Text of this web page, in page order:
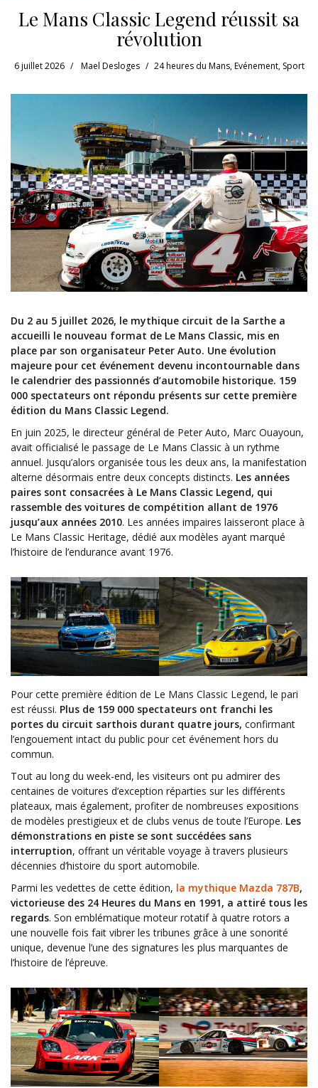
Le Mans Classic Legend réussit sa
révolution
6 juillet 2026 Mael Desloges 24 heures du Mans,Evénement, Sport
Du 2 au 5 juillet 2026, le mythique circuit de la Sarthe a
accueilli le nouveau format de Le Mans Classic, mis en
place par son organisateur Peter Auto. Une évolution
majeure pour cet événement devenu incontournable dans
le calendrier des passionnés d’automobile historique. 159
000 spectateurs ont répondu présents sur cette première
édition du Mans Classic Legend.
En juin 2025, le directeur général de Peter Auto, Marc Ouayoun,
avait officialisé le passage de Le Mans Classic à un rythme
annuel. Jusqu’alors organisée tous les deux ans, la manifestation
alterne désormais entre deux concepts distincts. Les années
paires sont consacrées à Le Mans Classic Legend, qui
rassemble des voitures de compétition allant de 1976
jusqu’aux années 2010. Les années impaires laisseront place à
Le Mans Classic Heritage, dédié aux modèles ayant marqué
l’histoire de l’endurance avant 1976.
Pour cette première édition de Le Mans Classic Legend, le pari
est réussi. Plus de 159 000 spectateurs ont franchi les
portes du circuit sarthois durant quatre jours, confirmant
l’engouement intact du public pour cet événement hors du
commun.
Tout au long du week-end, les visiteurs ont pu admirer des
centaines de voitures d’exception réparties sur les différents
plateaux, mais également, profiter de nombreuses expositions
de modèles prestigieux et de clubs venus de toute l’Europe. Les
démonstrations en piste se sont succédées sans
interruption, offrant un véritable voyage à travers plusieurs
décennies d’histoire du sport automobile.
Parmi les vedettes de cette édition, la mythique Mazda 787B,
victorieuse des 24 Heures du Mans en 1991, a attiré tous les
regards. Son emblématique moteur rotatif à quatre rotors a
une nouvelle fois fait vibrer les tribunes grâce à une sonorité
unique, devenue l’une des signatures les plus marquantes de
l’histoire de l’épreuve.